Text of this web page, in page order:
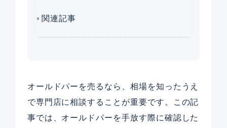
関連記事
オールドパーを売るなら、相場を知ったうえ
で専門店に相談することが重要です。この記
事では、オールドパーを手放す際に確認した